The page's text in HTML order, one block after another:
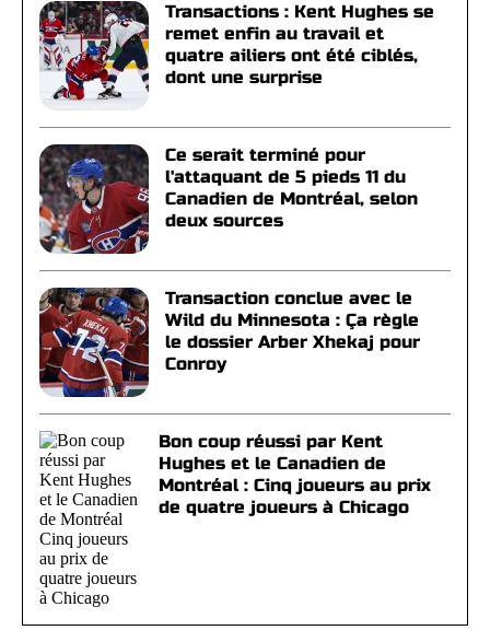
Transactions : Kent Hughes se
remet enfin au travail et
quatre ailiers ont été ciblés,
dont une surprise
Ce serait terminé pour
l'attaquant de 5 pieds 11 du
Canadien de Montréal, selon
deux sources
Transaction conclue avec le
Wild du Minnesota : Ça règle
le dossier Arber Xhekaj pour
Conroy
Bon coup réussi par Kent
Hughes et le Canadien de
Montréal : Cinq joueurs au prix
de quatre joueurs à Chicago